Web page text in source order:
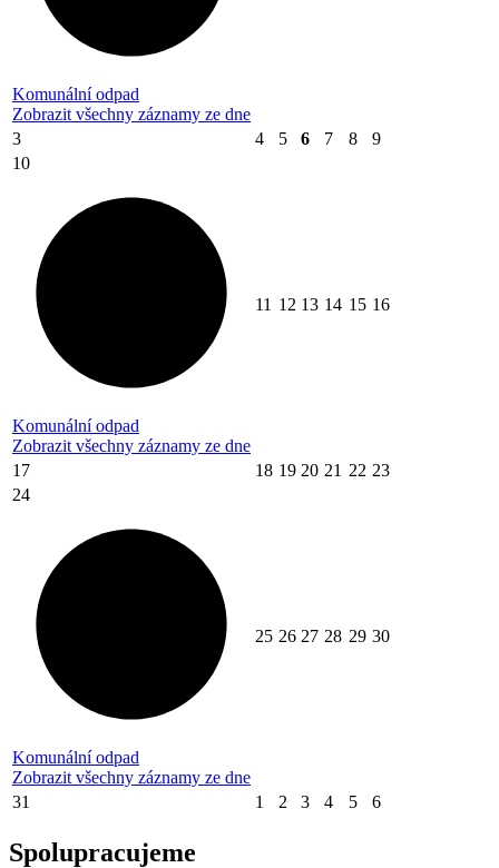
Komunální odpad
Zobrazit všechny záznamy ze dne
3 4 5 6 7 8
9
10
Komunální odpad
Zobrazit všechny záznamy ze dne
11 12 13 14 15 16
17 18 19 20 21 22 23
24
Komunální odpad
Zobrazit všechny záznamy ze dne
25 26 27 28 29 30
31 1 2 3 4 5 6
Spolupracujeme